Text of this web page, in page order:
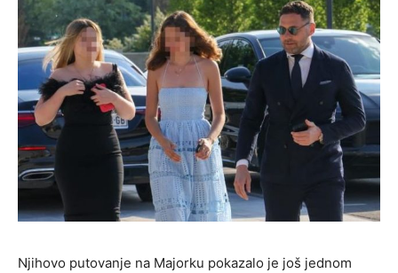
Njihovo putovanje na Majorku pokazalo je još jednom